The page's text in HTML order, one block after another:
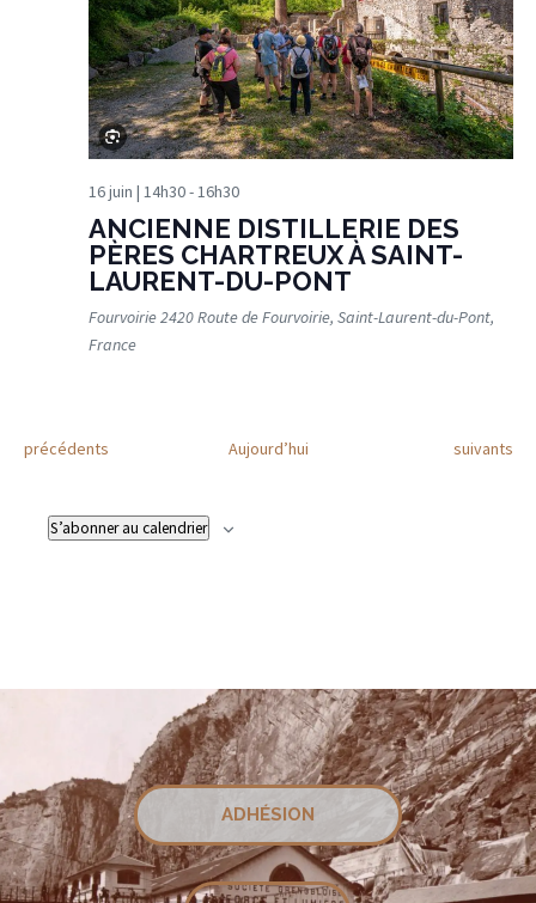
16 juin | 14h30-16h30
ANCIENNE DISTILLERIE DES
PÈRES CHARTREUX À SAINT-
LAURENT-DU-PONT
Fourvoirie2420 Route de Fourvoirie, Saint-Laurent-du-Pont,
France
Évènements
précédents Aujourd’hui suivants
S’abonner au calendrier
ADHÉSION